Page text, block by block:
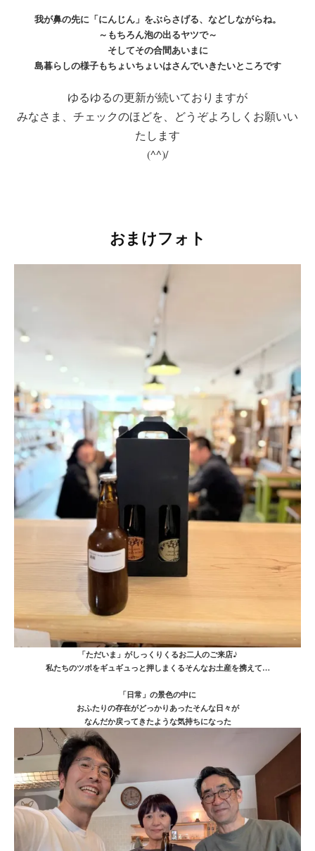
我が鼻の先に「にんじん」をぶらさげる、などしながらね。
～もちろん泡の出るヤツで～
そしてその合間あいまに
島暮らしの様子もちょいちょいはさんでいきたいところです
ゆるゆるの更新が続いておりますが
みなさま、チェックのほどを、どうぞよろしくお願いい
たします
(^^)/
おまけフォト
「ただいま」がしっくりくるお二人のご来店♪
私たちのツボをギュギュっと押しまくるそんなお土産を携えて…
「日常」の景色の中に
おふたりの存在がどっかりあったそんな日々が
なんだか戻ってきたような気持ちになった